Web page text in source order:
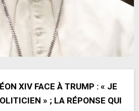
XIV FACE À TRUMP : « JE
» ; LA RÉPONSE QUI